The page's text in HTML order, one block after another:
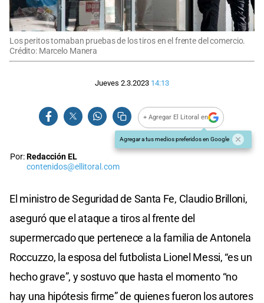
Los peritos tomaban pruebas de los tiros en el frente del comercio.
Crédito: Marcelo Manera
Jueves 2.3.2023 14:13
+ Agregar El Litoral en
Agregar a tus medios preferidos en Google
Por:Redacción EL
contenidos@ellitoral.com
El ministro de Seguridad de Santa Fe, Claudio Brilloni,
aseguró que el ataque a tiros al frente del
supermercado que pertenece a la familia de Antonela
Roccuzzo, la esposa del futbolista Lionel Messi, “es un
hecho grave”, y sostuvo que hasta el momento “no
hay una hipótesis firme” de quienes fueron los autores